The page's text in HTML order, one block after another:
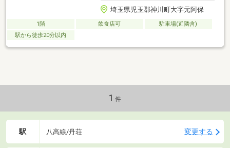
埼玉県児玉郡神川町大字元阿保
1階 飲食店可
駐車場(近隣含)
駅から徒歩20分以内
1 件
駅 八高線/丹荘 変更する